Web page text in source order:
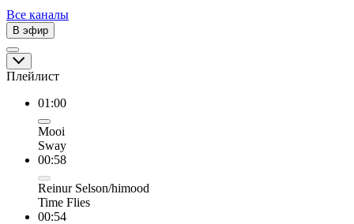
Все каналы
В эфир
Плейлист
01:00
Mooi
Sway
00:58
Reinur Selson/himood
Time Flies
00:54